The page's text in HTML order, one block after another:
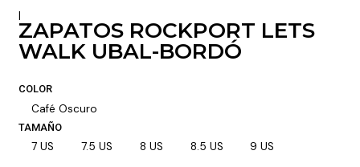
|
ZAPATOS ROCKPORT LETS
WALK UBAL-BORDÓ
COLOR
Café Oscuro
TAMAÑO
7 US 7.5 US 8 US 8.5 US 9 US